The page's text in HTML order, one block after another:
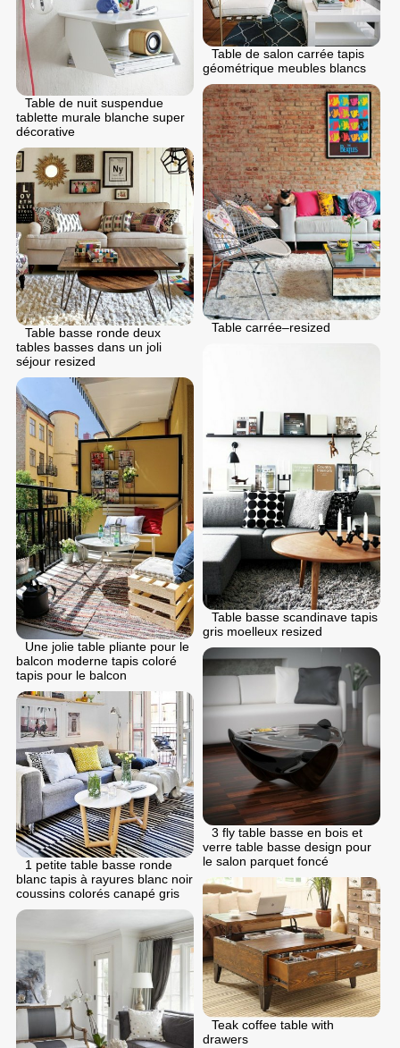
Table de salon carrée tapis
géométrique meubles blancs
Table de nuit suspendue
tablette murale blanche super
décorative
Table carrée–resized
Table basse ronde deux
tables basses dans un joli
séjour resized
Table basse scandinave tapis
gris moelleux resized
Une jolie table pliante pour le
balcon moderne tapis coloré
tapis pour le balcon
3 fly table basse en bois et
verre table basse design pour
le salon parquet foncé
1 petite table basse ronde
blanc tapis à rayures blanc noir
coussins colorés canapé gris
Teak coffee table with
drawers